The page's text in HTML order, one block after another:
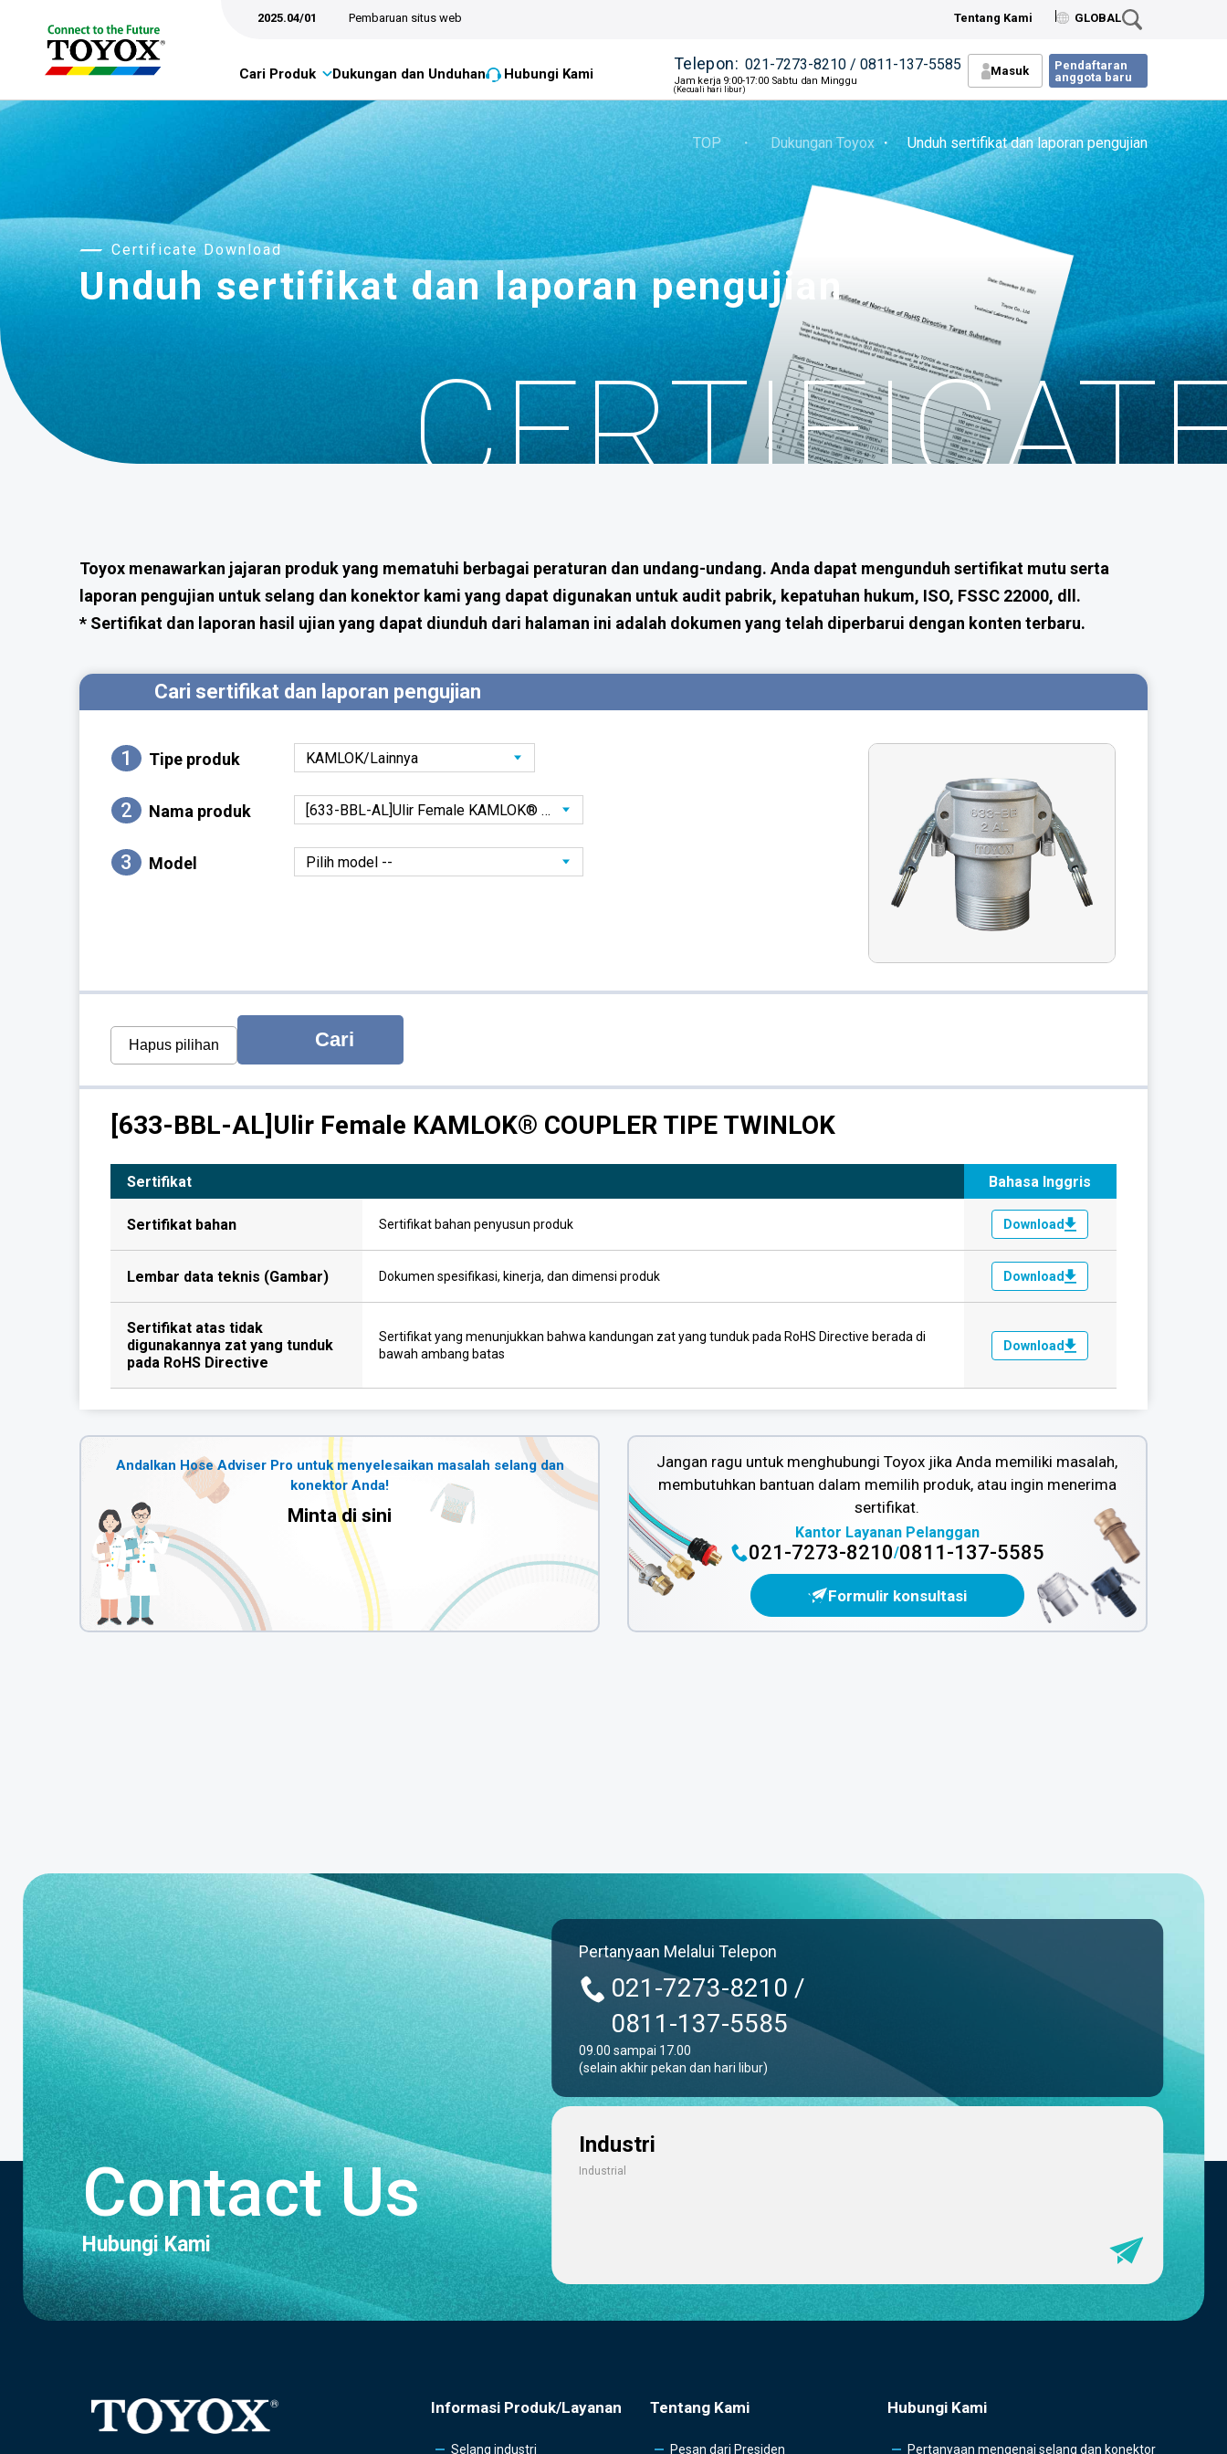
2025.04/01 Pembaruan situs web Tentang Kami GLOBAL
Cari Produk Dukungan dan Unduhan Hubungi Kami
Telepon: 021-7273-8210 / 0811-137-5585
Jam kerja 9:00-17:00 Sabtu dan Minggu
(Kecuali hari libur)
Masuk
Pendaftaran
anggota baru
TOP ・ Dukungan Toyox ・ Unduh sertifikat dan laporan pengujian
Certificate Download
Unduh sertifikat dan laporan pengujian
Toyox menawarkan jajaran produk yang mematuhi berbagai peraturan dan undang-undang. Anda dapat mengunduh sertifikat mutu serta
laporan pengujian untuk selang dan konektor kami yang dapat digunakan untuk audit pabrik, kepatuhan hukum, ISO, FSSC 22000, dll.
* Sertifikat dan laporan hasil ujian yang dapat diunduh dari halaman ini adalah dokumen yang telah diperbarui dengan konten terbaru.
Cari sertifikat dan laporan pengujian
1 Tipe produk
2 Nama produk
3 Model
Hapus pilihan Cari
[633-BBL-AL]Ulir Female KAMLOK® COUPLER TIPE TWINLOK
Sertifikat
Sertifikat bahan Sertifikat bahan penyusun produk
Bahasa Inggris
Download
Lembar data teknis (Gambar) Dokumen spesifikasi, kinerja, dan dimensi produk Download
Sertifikat atas tidak
digunakannya zat yang tunduk
pada RoHS Directive
Sertifikat yang menunjukkan bahwa kandungan zat yang tunduk pada RoHS Directive berada di
bawah ambang batas
Download
Andalkan Hose Adviser Pro untuk menyelesaikan masalah selang dan
konektor Anda!
Minta di sini
Jangan ragu untuk menghubungi Toyox jika Anda memiliki masalah,
membutuhkan bantuan dalam memilih produk, atau ingin menerima
sertifikat.
Kantor Layanan Pelanggan
021-7273-8210/0811-137-5585
Formulir konsultasi
Contact Us
Hubungi Kami
Pertanyaan Melalui Telepon
021-7273-8210 /
0811-137-5585
09.00 sampai 17.00
(selain akhir pekan dan hari libur)
Industri
Industrial
Informasi Produk/Layanan
Selang industri
Tentang Kami
Pesan dari Presiden
Hubungi Kami
Pertanyaan mengenai selang dan konektor